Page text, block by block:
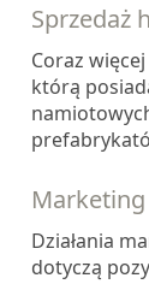
Sprzedaż
Coraz
którą
Działania
dotyczą